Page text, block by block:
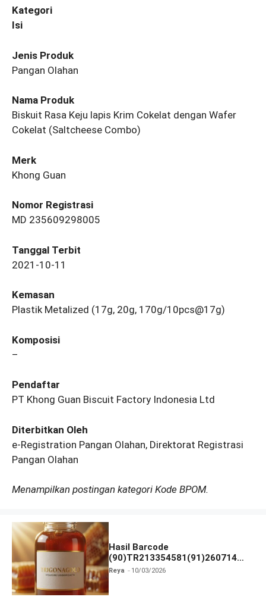
Kategori
Isi
Jenis Produk
Pangan Olahan
Nama Produk
Biskuit Rasa Keju lapis Krim Cokelat dengan Wafer
Cokelat (Saltcheese Combo)
Merk
Khong Guan
Nomor Registrasi
MD 235609298005
Tanggal Terbit
2021-10-11
Kemasan
Plastik Metalized (17g, 20g, 170g/10pcs@17g)
Komposisi
–
Pendaftar
PT Khong Guan Biscuit Factory Indonesia Ltd
Diterbitkan Oleh
e-Registration Pangan Olahan, Direktorat Registrasi
Pangan Olahan
Menampilkan postingan kategori Kode BPOM.
Hasil Barcode
(90)TR213354581(91)260714
dan Izin BPOM
Reya 10/03/2026